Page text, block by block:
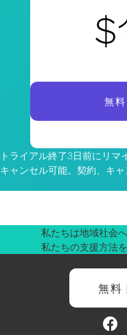
無
トライアル終了3日前にリマ
キャンセル可能。契約、キ
私たちは地域社会
私たちの支援方法
無料